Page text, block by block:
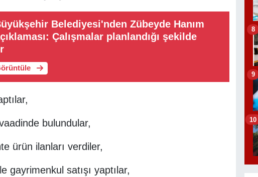
Belediyesi'nden Zübeyde Hanım
Çalışmalar planlandığı şekilde
bulundular,
ürün ilanları verdiler,
gayrimenkul satışı yaptılar,
8
9
10